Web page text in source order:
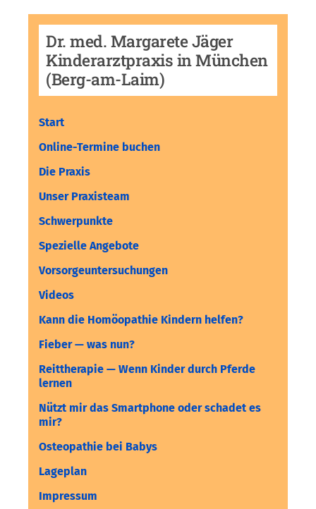
Dr. med. Margarete Jäger
Kinderarztpraxis in München
(Berg-am-Laim)
Start
Online-Termine buchen
Die Praxis
Unser Praxisteam
Schwerpunkte
Spezielle Angebote
Vorsorgeuntersuchungen
Videos
Kann die Homöopathie Kindern helfen?
Fieber — was nun?
Reittherapie — Wenn Kinder durch Pferde
lernen
Nützt mir das Smartphone oder schadet es
mir?
Osteopathie bei Babys
Lageplan
Impressum